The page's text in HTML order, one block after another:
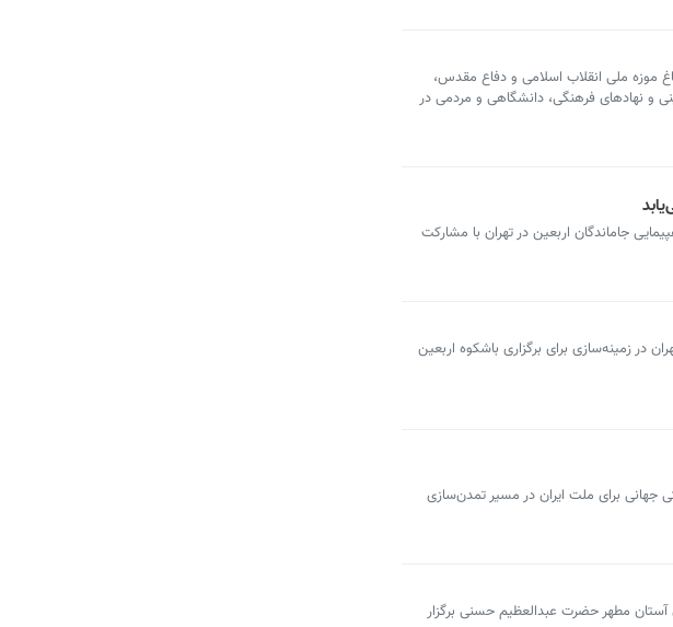
موزه ملی انقلاب اسلامی و دفاع مقدس،
و نهادهای فرهنگی، دانشگاهی و مردمی در
جاماندگان اربعین در تهران با مشارکت
در زمینه‌سازی برای برگزاری باشکوه اربعین
جهانی برای ملت ایران در مسیر تمدن‌سازی
فردا -دوشنبه ۲۳ تیرماه- در تالار شیخ صدوق آستان مطهر حضرت عبدالعظیم حسنی برگزار